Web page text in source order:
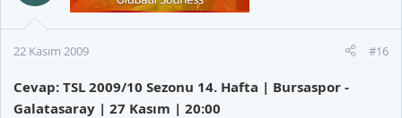
22 Kasım 2009 #16
Cevap: TSL 2009/10 Sezonu 14. Hafta | Bursaspor -
Galatasaray | 27 Kasım | 20:00